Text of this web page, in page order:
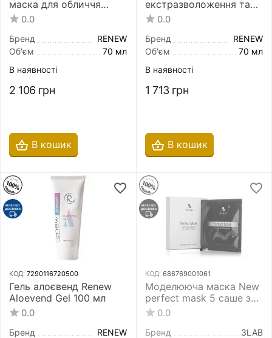
маска для обличчя
Renew Anti Age Firming
Mask 70 мл
0.0
Бренд
RENEW
Об'єм
70 мл
В наявності
2 106 грн
В кошик
екстразволоження та
відновлення обличчя
Renew Aqualia Mask 70
мл
0.0
Бренд
RENEW
Об'єм
70 мл
В наявності
1 713 грн
В кошик
КОД: 7290116720500
Гель алоєвенд Renew
Aloevend Gel 100 мл
0.0
Бренд
RENEW
КОД: 686769001061
Моделююча маска New
perfect mask 5 саше з
ефектом ліфтингу для
шкіри обличчя
0.0
Бренд
3LAB